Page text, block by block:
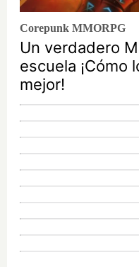
Corepunk MMORPG
Un verdadero
escuela ¡Cómo
mejor!